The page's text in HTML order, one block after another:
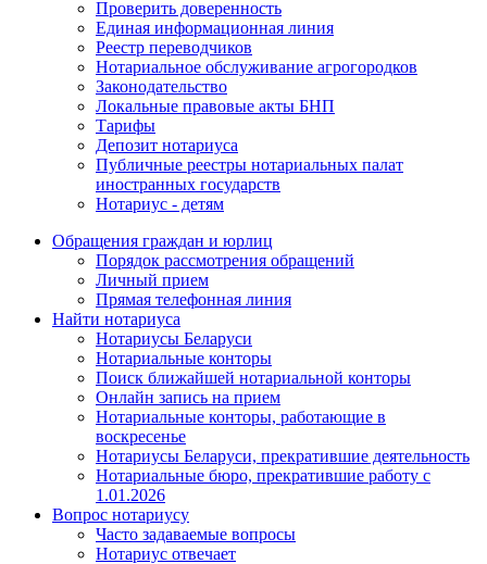
Проверить доверенность
Единая информационная линия
Реестр переводчиков
Нотариальное обслуживание агрогородков
Законодательство
Локальные правовые акты БНП
Тарифы
Депозит нотариуса
Публичные реестры нотариальных палат
иностранных государств
Нотариус - детям
Обращения граждан и юрлиц
Порядок рассмотрения обращений
Личный прием
Прямая телефонная линия
Найти нотариуса
Нотариусы Беларуси
Нотариальные конторы
Поиск ближайшей нотариальной конторы
Онлайн запись на прием
Нотариальные конторы, работающие в
воскресенье
Нотариусы Беларуси, прекратившие деятельность
Нотариальные бюро, прекратившие работу с
1.01.2026
Вопрос нотариусу
Часто задаваемые вопросы
Нотариус отвечает